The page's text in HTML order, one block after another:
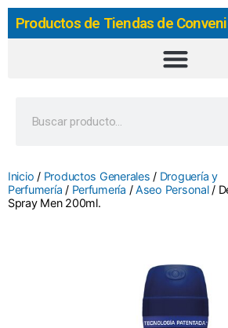
Productos de Tiendas de
Inicio / Productos Generales / Droguería y
Perfumería / Perfumería /Aseo Personal/
Spray Men 200ml.